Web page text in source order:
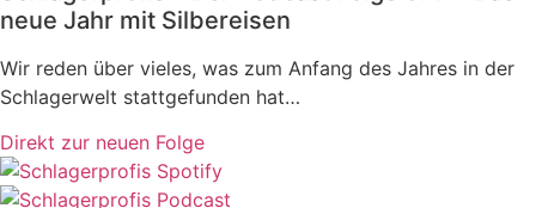
neue Jahr mit Silbereisen
Wir reden über vieles, was zum Anfang des Jahres in der
Schlagerwelt stattgefunden hat…
Direkt zur neuen Folge